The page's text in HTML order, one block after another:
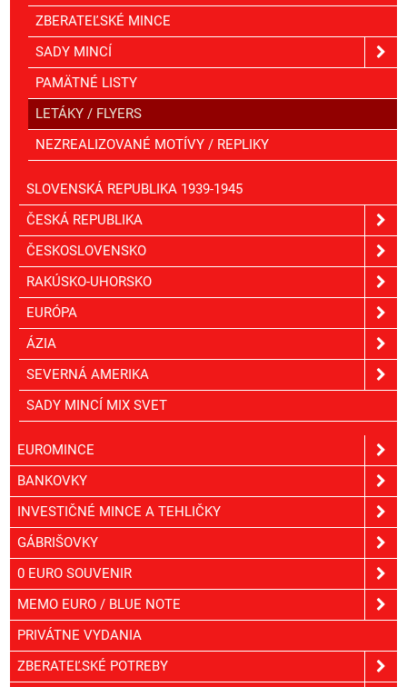
ZBERATEĽSKÉ MINCE
SADY MINCÍ
PAMÄTNÉ LISTY
LETÁKY / FLYERS
NEZREALIZOVANÉ MOTÍVY / REPLIKY
SLOVENSKÁ REPUBLIKA 1939-1945
ČESKÁ REPUBLIKA
ČESKOSLOVENSKO
RAKÚSKO-UHORSKO
EURÓPA
ÁZIA
SEVERNÁ AMERIKA
SADY MINCÍ MIX SVET
EUROMINCE
BANKOVKY
INVESTIČNÉ MINCE A TEHLIČKY
GÁBRIŠOVKY
0 EURO SOUVENIR
MEMO EURO / BLUE NOTE
PRIVÁTNE VYDANIA
ZBERATEĽSKÉ POTREBY